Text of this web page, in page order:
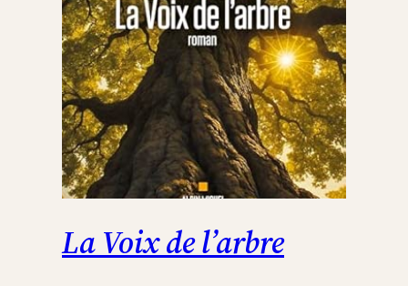
La Voix de l’arbre